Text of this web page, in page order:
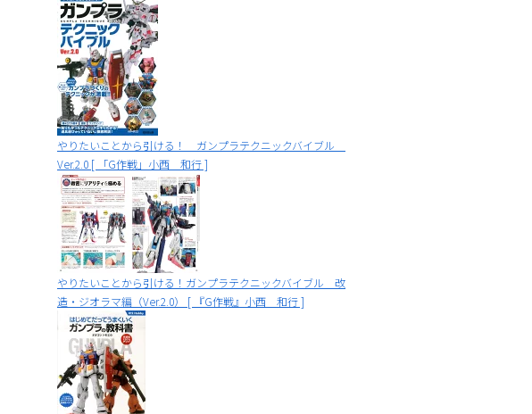
やりたいことから引ける！ ガンプラテクニックバイブル
Ver.2.0 [ 「G作戦」小西 和行 ]
やりたいことから引ける！ガンプラテクニックバイブル 改
造・ジオラマ編（Ver.2.0） [ 『G作戦』小西 和行 ]